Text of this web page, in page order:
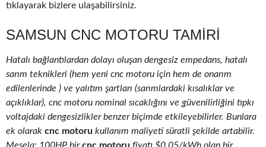
tıklayarak bizlere ulaşabilirsiniz.
SAMSUN CNC MOTORU TAMIRI
Hatalı bağlantılardan dolayı oluşan dengesiz empedans, hatalı
sarım teknikleri (hem yeni cnc motoru için hem de onarım
edilenlerinde ) ve yalıtım şartları (sarımlardaki kısalıklar ve
açıklıklar), cnc motoru nominal sıcaklığını ve güvenilirliğini tıpkı
voltajdaki dengesizlikler benzer biçimde etkileyebilirler. Bunlara
ek olarak cnc motoru kullanım maliyeti süratli şekilde artabilir.